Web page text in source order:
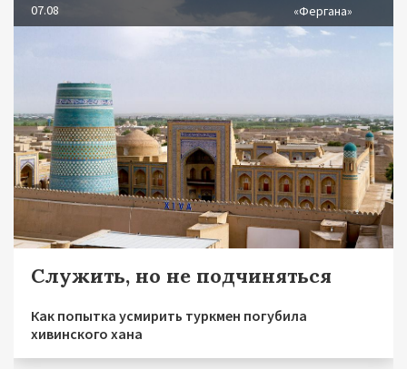
07.08 «Фергана»
Служить, но не подчиняться
Как попытка усмирить туркмен погубила
хивинского хана